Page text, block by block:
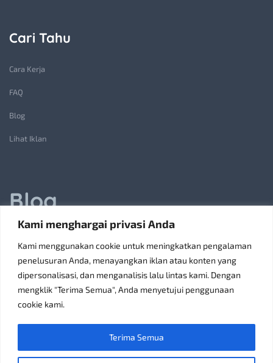
Kami menghargai privasi Anda
Kami menggunakan cookie untuk meningkatkan pengalaman
penelusuran Anda, menayangkan iklan atau konten yang
dipersonalisasi, dan menganalisis lalu lintas kami. Dengan
mengklik "Terima Semua", Anda menyetujui penggunaan
cookie kami.
Terima Semua
Cari Tahu
Cara Kerja
FAQ
Blog
Lihat Iklan
Blog
Jasa Pembuatan Lift Barang: Solusi Transportasi Vertikal
Receiving Parcels and Mail at a Rented Room in Singapore
6 Tips Pilih Oven Listrik Terbaik Sesuai Kebutuhan
Konsultan Pajak Bandung Jakarta Solusi Bisnis
Discoverypropertyid Solusi Website Properti Terbaik